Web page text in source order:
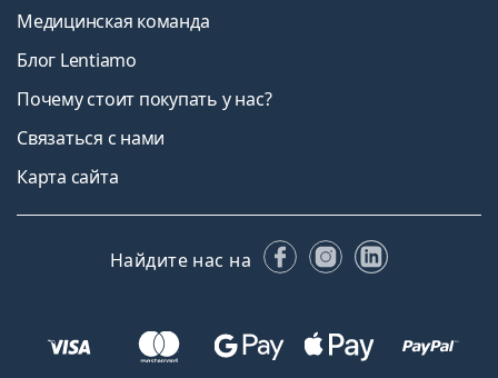
Медицинская команда
Блог Lentiamo
Почему стоит покупать у нас?
Связаться с нами
Карта сайта
Найдите нас на FacebookInstagram
LinkedIn